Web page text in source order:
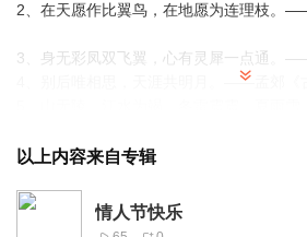
2、在天愿作比翼鸟，在地愿为连理枝。
3、身无彩凤双飞翼，心有灵犀一点通。
4、别后唯相思，天涯共明月。——孟郊《
鼓》
7、得成比目何辞死，愿作鸳鸯不羡仙。
以上内容来自专辑
情人节快乐